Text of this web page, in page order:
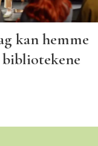
kan hemme